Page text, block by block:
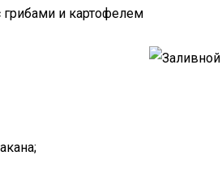
грибами и картофелем